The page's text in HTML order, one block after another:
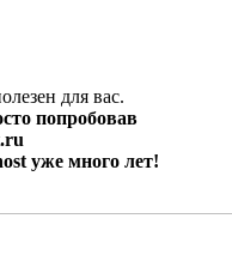
для вас.
попробовав
уже много лет!